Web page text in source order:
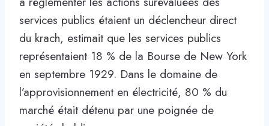
services publics étaient un déclencheur direct
du krach, estimait que les services publics
représentaient 18 % de la Bourse de New York
en septembre 1929. Dans le domaine de
l’approvisionnement en électricité, 80 % du
marché était détenu par une poignée de